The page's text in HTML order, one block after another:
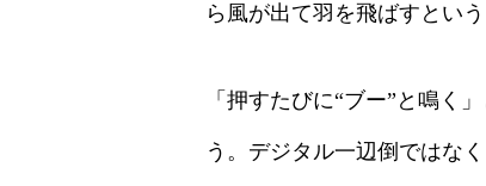
ら風が出て羽を飛ばすとい
「押すたびに“ブー”と鳴く
う。デジタル一辺倒ではな